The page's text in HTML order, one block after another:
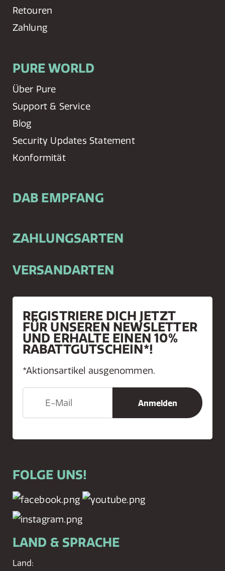
Retouren
Zahlung
PURE WORLD
Über Pure
Support & Service
Blog
Security Updates Statement
Konformität
DAB EMPFANG
ZAHLUNGSARTEN
VERSANDARTEN
REGISTRIERE DICH JETZT
FÜR UNSEREN NEWSLETTER
UND ERHALTE EINEN 10%
RABATTGUTSCHEIN*!
*Aktionsartikel ausgenommen.
FOLGE UNS!
LAND & SPRACHE
Land: